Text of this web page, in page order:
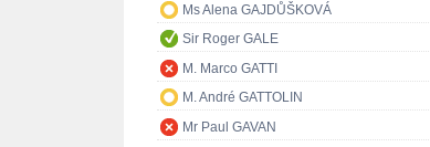
Ms Alena GAJDŮŠKOVÁ
Sir Roger GALE
M. Marco GATTI
M. André GATTOLIN
Mr Paul GAVAN